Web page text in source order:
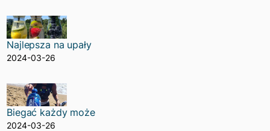
Najlepsza na upały
2024-03-26
Biegać każdy może
2024-03-26